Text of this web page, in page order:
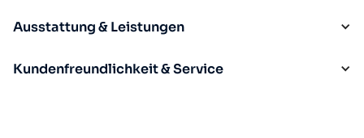
Ausstattung & Leistungen
Kundenfreundlichkeit & Service